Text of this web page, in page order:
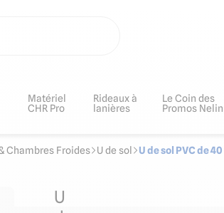
Matériel
CHR Pro
Rideaux à
lanières
Le Coin des
Promos
Chambres Froides U de sol U de sol PVC de
U